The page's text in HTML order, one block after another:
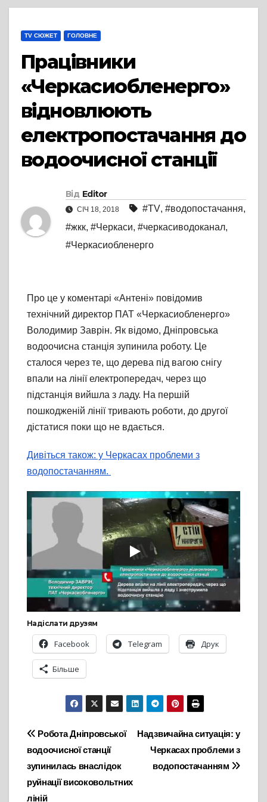
TV СЮЖЕТ ГОЛОВНЕ
Працівники
«Черкасиобленерго»
відновлюють
електропостачання до
водоочисної станції
Від Editor
СІЧ 18, 2018 #TV, #водопостачання,
#жкк, #Черкаси, #черкасиводоканал,
#Черкасиобленерго
Про це у коментарі «Антені» повідомив
технічний директор ПАТ «Черкасиобленерго»
Володимир Заврін. Як відомо, Дніпровська
водоочисна станція зупинила роботу. Це
сталося через те, що дерева під вагою снігу
впали на лінії електропередач, через що
підстанція вийшла з ладу. На першій
пошкодженій лінії тривають роботи, до другої
дістатися поки що не вдається.
Дивіться також: у Черкасах проблеми з
водопостачанням.
Надіслати друзям
Facebook Telegram Друк
Більше
Навігація
записів
Надзвичайна ситуація: у
Черкасах проблеми з
водопостачанням
Робота Дніпровської
водоочисної станції
зупинилась внаслідок
руйнації високовольтних
ліній